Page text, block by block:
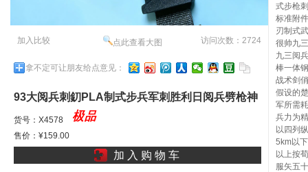
加入比较 点此查看大图 访问次数：2724
拿不定可让朋友给点意见：
93大阅兵刺釖PLA制式步兵军刺胜利日阅兵劈枪神
剑中陆特枪刺刁打火棒ll
货号：X4578
售价：¥159.00
加 入 购 物 车
式步枪
标准附
刃制式
很帅九
九三阅
棒一体
战术剑
假设的
军所需
兵力为
以四列
5km以
以上按
服矢五